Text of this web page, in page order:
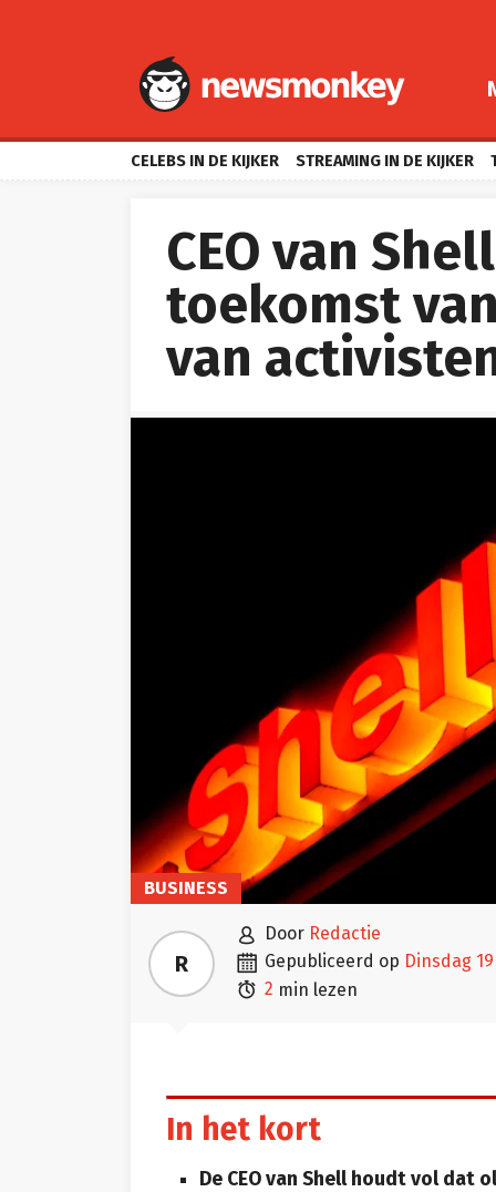
CELEBS IN DE KIJKER STREAMING IN DE KIJKER
CEO van
toekomst
van
BUSINESS
R
 door Redactie
 gepubliceerd op dinsdag
 2 min lezen
In het kort
De CEO van Shell houdt vol dat